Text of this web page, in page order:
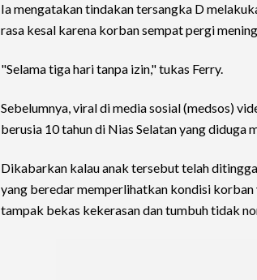
Ia mengatakan tindakan tersangka D
rasa kesal karena korban sempat pergi
"Selama tiga hari tanpa izin," tukas Ferry.
Sebelumnya, viral di media sosial (medsos)
berusia 10 tahun di Nias Selatan yang
Dikabarkan kalau anak tersebut telah
yang beredar memperlihatkan kondisi
tampak bekas kekerasan dan tumbuh tidak